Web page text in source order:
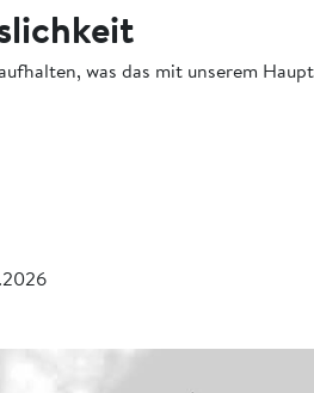
was das mit unserem